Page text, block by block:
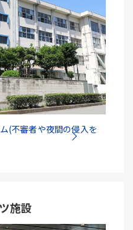
(不審者や夜間の侵入を
施設